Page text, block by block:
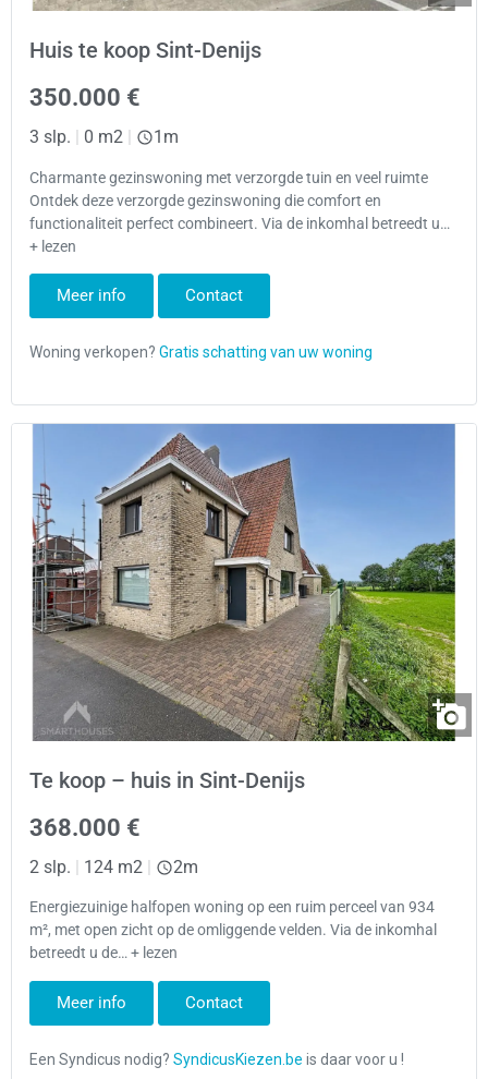
Huis te koop Sint-Denijs
350.000 €
3 slp. 0 m2 1m
Charmante gezinswoning met verzorgde tuin en veel ruimte
Ontdek deze verzorgde gezinswoning die comfort en
functionaliteit perfect combineert. Via de inkomhal betreedt u…
+ lezen
Meer info Contact
Te koop – huis in Sint-Denijs
368.000 €
2 slp. | 124 m2 | 2m
Energiezuinige halfopen woning op een ruim perceel van 934
m², met open zicht op de omliggende velden. Via de inkomhal
betreedt u de… + lezen
Meer info Contact